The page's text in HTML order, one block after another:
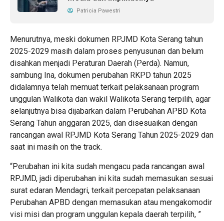
Patricia Pawestri
Menurutnya, meski dokumen RPJMD Kota Serang tahun
2025-2029 masih dalam proses penyusunan dan belum
disahkan menjadi Peraturan Daerah (Perda). Namun,
sambung Ina, dokumen perubahan RKPD tahun 2025
didalamnya telah memuat terkait pelaksanaan program
unggulan Walikota dan wakil Walikota Serang terpilih, agar
selanjutnya bisa dijabarkan dalam Perubahan APBD Kota
Serang Tahun anggaran 2025, dan disesuaikan dengan
rancangan awal RPJMD Kota Serang Tahun 2025-2029 dan
saat ini masih on the track.
“Perubahan ini kita sudah mengacu pada rancangan awal
RPJMD, jadi diperubahan ini kita sudah memasukan sesuai
surat edaran Mendagri, terkait percepatan pelaksanaan
Perubahan APBD dengan memasukan atau mengakomodir
visi misi dan program unggulan kepala daerah terpilih, ”